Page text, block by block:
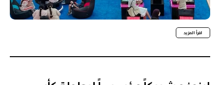
اقرأ المزيد